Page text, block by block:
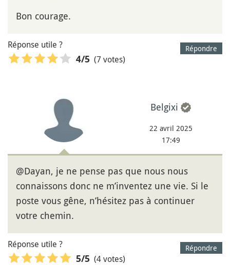
Bon courage.
Répondre
Réponse utile ?
4/5 (7 votes)
Belgixi
22 avril 2025
17:49
@Dayan, je ne pense pas que nous nous
connaissons donc ne m’inventez une vie. Si le
poste vous gêne, n’hésitez pas à continuer
votre chemin.
Répondre
Réponse utile ?
5/5 (4 votes)